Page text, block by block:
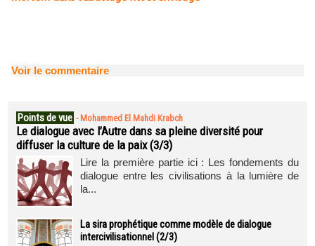
Voir le commentaire
Points de vue - Mohammed El Mahdi Krabch
Le dialogue avec l’Autre dans sa pleine diversité pour
diffuser la culture de la paix (3/3)
Lire la première partie ici : Les fondements du
dialogue entre les civilisations à la lumière de
la...
La sira prophétique comme modèle de dialogue
intercivilisationnel (2/3)